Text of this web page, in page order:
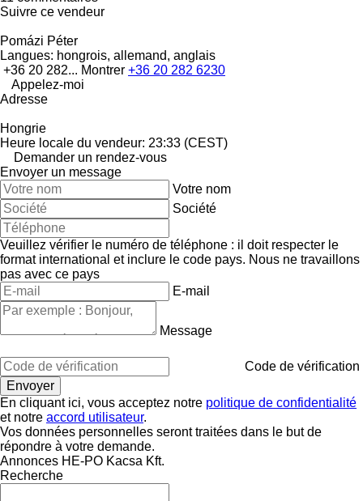
Suivre ce vendeur
Pomázi Péter
Langues: hongrois, allemand, anglais
+36 20 282... Montrer +36 20 282 6230
Appelez-moi
Adresse
Hongrie
Heure locale du vendeur: 23:33 (CEST)
Demander un rendez-vous
Envoyer un message
Votre nom
Société
Veuillez vérifier le numéro de téléphone : il doit respecter le
format international et inclure le code pays. Nous ne travaillons
pas avec ce pays
E-mail
Message
Code de vérification
En cliquant ici, vous acceptez notre politique de confidentialité
et notre accord utilisateur.
Vos données personnelles seront traitées dans le but de
répondre à votre demande.
Annonces HE-PO Kacsa Kft.
Recherche